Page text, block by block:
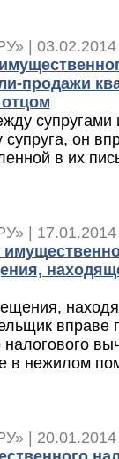
|
продажи
супругами
супруга, он
в их
|
вправе
в нежилом
|